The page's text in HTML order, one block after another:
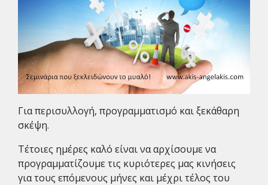
Για περισυλλογή, προγραμματισμό και ξεκάθαρη
σκέψη.
Τέτοιες ημέρες καλό είναι να αρχίσουμε να
προγραμματίζουμε τις κυριότερες μας κινήσεις
για τους επόμενους μήνες και μέχρι τέλος του